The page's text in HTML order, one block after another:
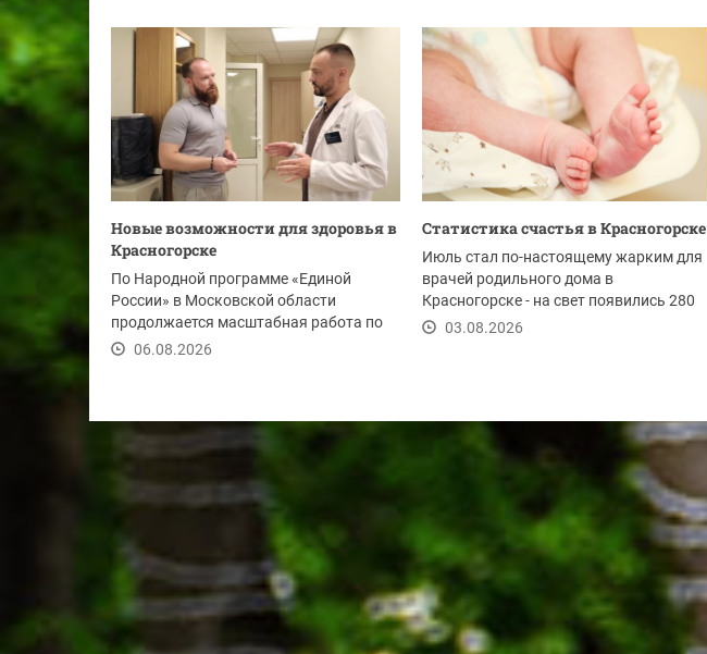
Новые возможности для здоровья в
Красногорске
По Народной программе «Единой
России» в Московской области
продолжается масштабная работа по
развитию и модернизации...
06.08.2026
Статистика счастья в Красногорске
Июль стал по-настоящему жарким для
врачей родильного дома в
Красногорске - на свет появились 280
новых жителей. Это...
03.08.2026